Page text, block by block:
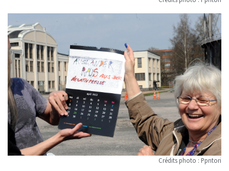
Crédits photo : Ppntori